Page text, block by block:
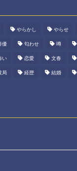
やらかし やらせ
優 匂わせ 噂
い 恋愛 文春
局 経歴 結婚